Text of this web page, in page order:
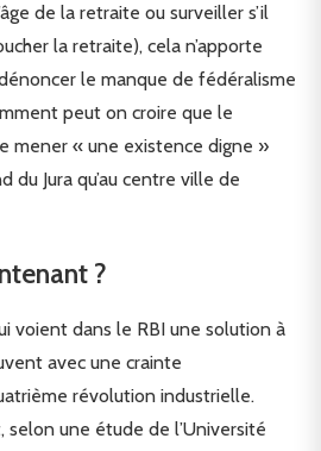
de la retraite ou surveiller s’il
la retraite), cela n’apporte
le manque de fédéralisme
peut on croire que le
mener « une existence digne »
Jura qu’au centre ville de
?
voient dans le RBI une solution à
avec une crainte
révolution industrielle.
une étude de l’Université